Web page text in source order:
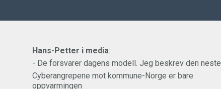
Hans-Petter i media:
- De forsvarer dagens modell. Jeg beskrev den neste
Cyberangrepene mot kommune-Norge er bare
oppvarmingen